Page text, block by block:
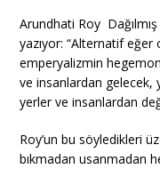
Arundhati Roy
yazıyor: “Alternatif
emperyalizmin
ve insanlardan gelecek,
yerler ve insanlardan
Roy’un bu söyledikleri
bıkmadan usanmadan